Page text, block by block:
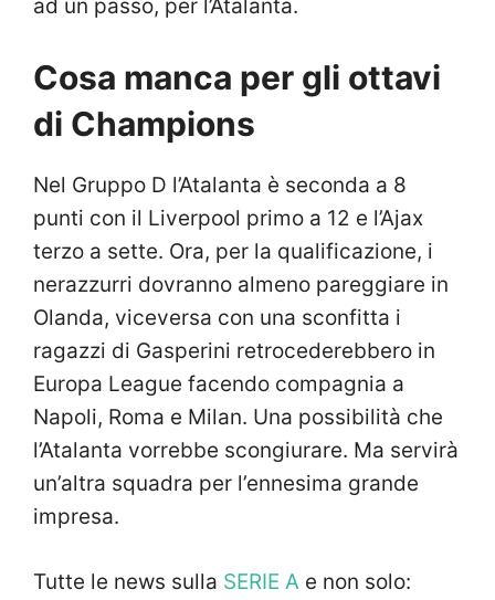
ad un passo, per l’Atalanta.
Cosa manca per gli ottavi
di Champions
Nel Gruppo D l’Atalanta è seconda a 8
punti con il Liverpool primo a 12 e l’Ajax
terzo a sette. Ora, per la qualificazione, i
nerazzurri dovranno almeno pareggiare in
Olanda, viceversa con una sconfitta i
ragazzi di Gasperini retrocederebbero in
Europa League facendo compagnia a
Napoli, Roma e Milan. Una possibilità che
l’Atalanta vorrebbe scongiurare. Ma servirà
un’altra squadra per l’ennesima grande
impresa.
Tutte le news sulla SERIE A e non solo: